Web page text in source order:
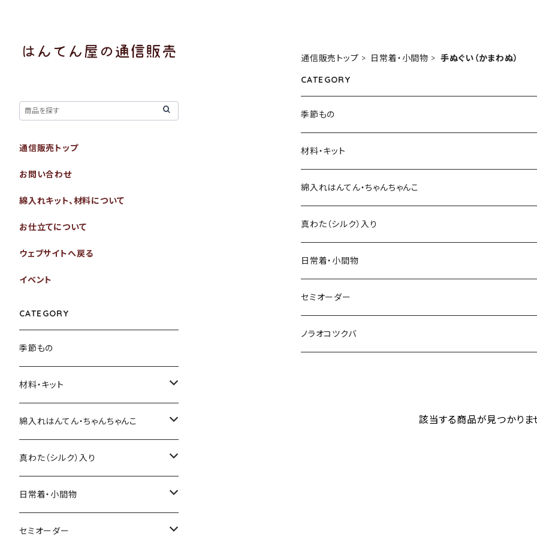
通信販売トップ 日常着・小間物
手ぬぐい（かまわぬ）
CATEGORY
季節もの
材料・キット
綿入れキット
真わた（絹）の綿入れキット
わた・その他材料など
その他のキット
もんぺ
型紙、つくり方
綿入れはんてん・ちゃんちゃんこ
はんてん
ちゃんちゃんこ
綿入れ小物
真わた（シルク）入り
ひざ掛け、マフラー
日常着・小間物
まっすぐの服・エプロン
もんぺ
セミオーダー
綿入れはんてん・ちゃんちゃんこ
ノラオコツクバ
該当する商品が見つかりま
通信販売トップ
お問い合わせ
綿入れキット、材料について
お仕立てについて
ウェブサイトへ戻る
イベント
CATEGORY
季節もの
材料・キット
綿入れキット
真わた（絹）の綿入れキット
わた・その他材料など
その他のキット
綿入れはんてん・ちゃんちゃんこ
はんてん
ちゃんちゃんこ
綿入れ小物
真わた（シルク）入り
ひざ掛け、マフラー
日常着・小間物
まっすぐの服・エプロン
セミオーダー